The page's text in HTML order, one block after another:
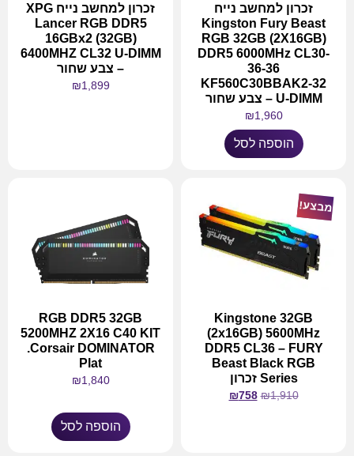
זכרון למחשב נייח
Kingston Fury Beast
RGB 32GB (2X16GB)
DDR5 6000MHz CL30-
36-36
KF560C30BBAK2-32
U-DIMM – צבע שחור
₪1,960
הוספה לסל
זכרון למחשב נייח XPG
Lancer RGB DDR5
16GBx2 (32GB)
6400MHZ CL32 U-DIMM
– צבע שחור
₪1,899
מבצע!
Kingstone 32GB
(2x16GB) 5600MHz
DDR5 CL36 – FURY
Beast Black RGB
Series זכרון
₪1,910
₪758
RGB DDR5 32GB
5200MHZ 2X16 C40 KIT
.Corsair DOMINATOR
Plat
₪1,840
הוספה לסל